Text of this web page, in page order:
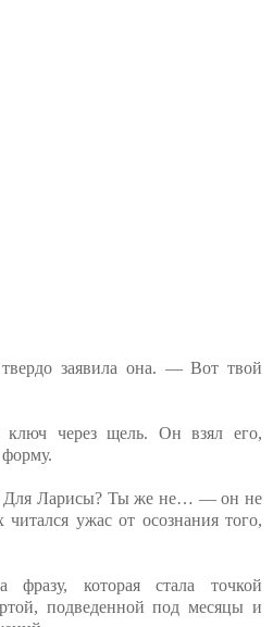
заявила она. — Вот твой
через щель. Он взял его,
Ларисы? Ты же не… — он не
читался ужас от осознания того,
фразу, которая стала точкой
подведенной под месяцы и